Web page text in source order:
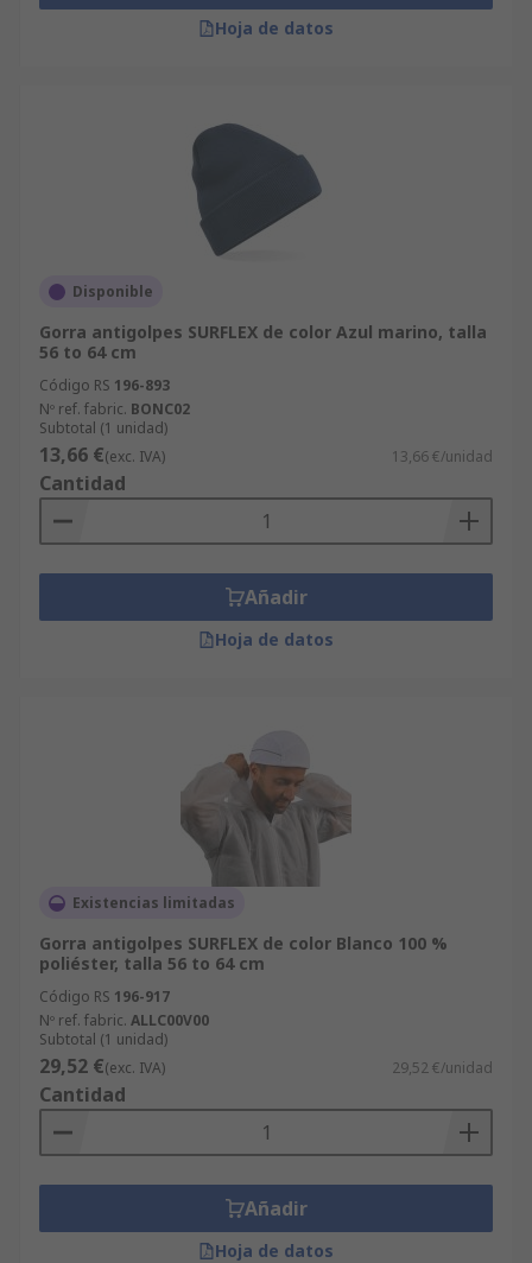
Hoja de datos
Disponible
Gorra antigolpes SURFLEX de color Azul marino, talla
56 to 64 cm
Código RS 196-893
Nº ref. fabric. BONC02
Subtotal (1 unidad)
13,66 €(exc. IVA) 13,66 €/unidad
Cantidad
Añadir
Hoja de datos
Existencias limitadas
Gorra antigolpes SURFLEX de color Blanco 100 %
poliéster, talla 56 to 64 cm
Código RS 196-917
Nº ref. fabric. ALLC00V00
Subtotal (1 unidad)
29,52 €(exc. IVA) 29,52 €/unidad
Cantidad
Añadir
Hoja de datos